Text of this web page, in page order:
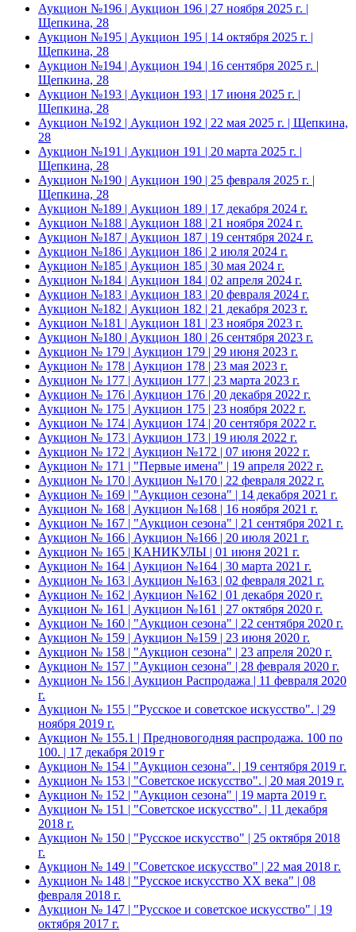
Аукцион №196 | Аукцион 196 | 27 ноября 2025 г. |
Щепкина, 28
Аукцион №195 | Аукцион 195 | 14 октября 2025 г. |
Щепкина, 28
Аукцион №194 | Аукцион 194 | 16 сентября 2025 г. |
Щепкина, 28
Аукцион №193 | Аукцион 193 | 17 июня 2025 г. |
Щепкина, 28
Аукцион №192 | Аукцион 192 | 22 мая 2025 г. | Щепкина,
28
Аукцион №191 | Аукцион 191 | 20 марта 2025 г. |
Щепкина, 28
Аукцион №190 | Аукцион 190 | 25 февраля 2025 г. |
Щепкина, 28
Аукцион №189 | Аукцион 189 | 17 декабря 2024 г.
Аукцион №188 | Аукцион 188 | 21 ноября 2024 г.
Аукцион №187 | Аукцион 187 | 19 сентября 2024 г.
Аукцион №186 | Аукцион 186 | 2 июля 2024 г.
Аукцион №185 | Аукцион 185 | 30 мая 2024 г.
Аукцион №184 | Аукцион 184 | 02 апреля 2024 г.
Аукцион №183 | Аукцион 183 | 20 февраля 2024 г.
Аукцион №182 | Аукцион 182 | 21 декабря 2023 г.
Аукцион №181 | Аукцион 181 | 23 ноября 2023 г.
Аукцион №180 | Аукцион 180 | 26 сентября 2023 г.
Аукцион № 179 | Аукцион 179 | 29 июня 2023 г.
Аукцион № 178 | Аукцион 178 | 23 мая 2023 г.
Аукцион № 177 | Аукцион 177 | 23 марта 2023 г.
Аукцион № 176 | Аукцион 176 | 20 декабря 2022 г.
Аукцион № 175 | Аукцион 175 | 23 ноября 2022 г.
Аукцион № 174 | Аукцион 174 | 20 сентября 2022 г.
Аукцион № 173 | Аукцион 173 | 19 июля 2022 г.
Аукцион № 172 | Аукцион №172 | 07 июня 2022 г.
Аукцион № 171 | "Первые имена" | 19 апреля 2022 г.
Аукцион № 170 | Аукцион №170 | 22 февраля 2022 г.
Аукцион № 169 | "Аукцион сезона" | 14 декабря 2021 г.
Аукцион № 168 | Аукцион №168 | 16 ноября 2021 г.
Аукцион № 167 | "Аукцион сезона" | 21 сентября 2021 г.
Аукцион № 166 | Аукцион №166 | 20 июля 2021 г.
Аукцион № 165 | КАНИКУЛЫ | 01 июня 2021 г.
Аукцион № 164 | Аукцион №164 | 30 марта 2021 г.
Аукцион № 163 | Аукцион №163 | 02 февраля 2021 г.
Аукцион № 162 | Аукцион №162 | 01 декабря 2020 г.
Аукцион № 161 | Аукцион №161 | 27 октября 2020 г.
Аукцион № 160 | "Аукцион сезона" | 22 сентября 2020 г.
Аукцион № 159 | Аукцион №159 | 23 июня 2020 г.
Аукцион № 158 | "Аукцион сезона" | 23 апреля 2020 г.
Аукцион № 157 | "Аукцион сезона" | 28 февраля 2020 г.
Аукцион № 156 | Аукцион Распродажа | 11 февраля 2020
г.
Аукцион № 155 | "Русское и советское искусство". | 29
ноября 2019 г.
Аукцион № 155.1 | Предновогодняя распродажа. 100 по
100. | 17 декабря 2019 г
Аукцион № 154 | "Аукцион сезона". | 19 сентября 2019 г.
Аукцион № 153 | "Советское искусство". | 20 мая 2019 г.
Аукцион № 152 | "Аукцион сезона" | 19 марта 2019 г.
Аукцион № 151 | "Советское искусство". | 11 декабря
2018 г.
Аукцион № 150 | "Русское искусство" | 25 октября 2018
г.
Аукцион № 149 | "Советское искусство" | 22 мая 2018 г.
Аукцион № 148 | "Русское искусство ХХ века" | 08
февраля 2018 г.
Аукцион № 147 | "Русское и советское искусство" | 19
октября 2017 г.